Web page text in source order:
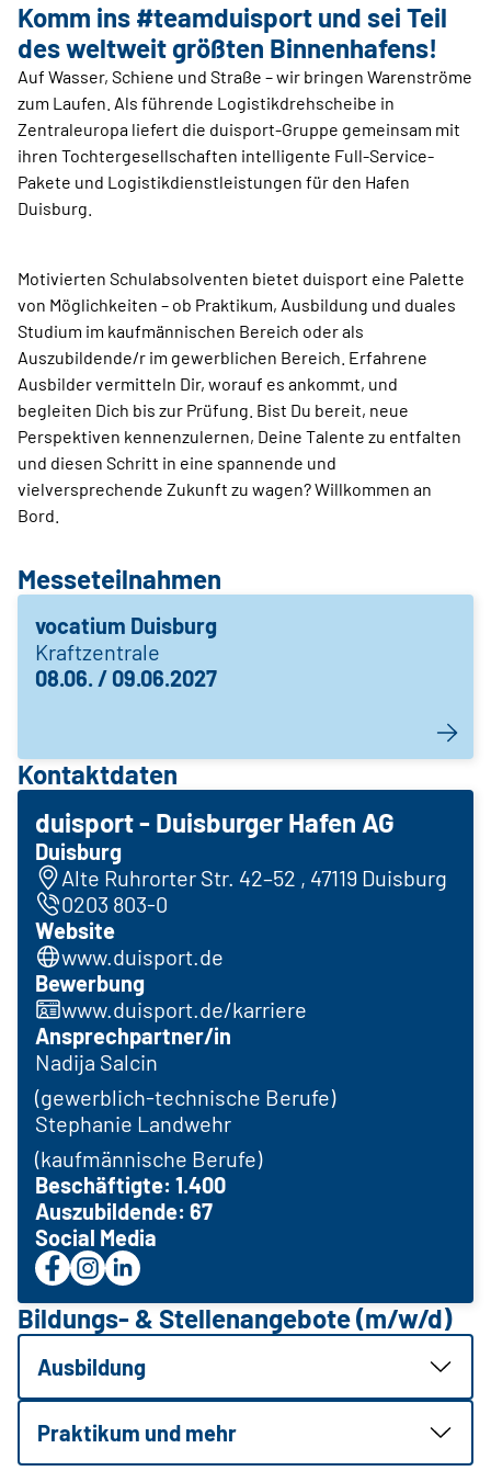
Komm ins #teamduisport und sei Teil
des weltweit größten Binnenhafens!
Auf Wasser, Schiene und Straße – wir bringen Warenströme
zum Laufen. Als führende Logistikdrehscheibe in
Zentraleuropa liefert die duisport-Gruppe gemeinsam mit
ihren Tochtergesellschaften intelligente Full-Service-
Pakete und Logistikdienstleistungen für den Hafen
Duisburg.
Motivierten Schulabsolventen bietet duisport eine Palette
von Möglichkeiten – ob Praktikum, Ausbildung und duales
Studium im kaufmännischen Bereich oder als
Auszubildende/r im gewerblichen Bereich. Erfahrene
Ausbilder vermitteln Dir, worauf es ankommt, und
begleiten Dich bis zur Prüfung. Bist Du bereit, neue
Perspektiven kennenzulernen, Deine Talente zu entfalten
und diesen Schritt in eine spannende und
vielversprechende Zukunft zu wagen? Willkommen an
Bord.
Messeteilnahmen
vocatium Duisburg
Kraftzentrale
08.06. / 09.06.2027
Kontaktdaten
duisport - Duisburger Hafen AG
Duisburg
Alte Ruhrorter Str. 42–52 , 47119 Duisburg
0203 803-0
Website
www.duisport.de
Bewerbung
www.duisport.de/karriere
Ansprechpartner/in
Nadija Salcin
(gewerblich-technische Berufe)
Stephanie Landwehr
(kaufmännische Berufe)
Beschäftigte: 1.400
Auszubildende: 67
Social Media
Bildungs- & Stellenangebote (m/w/d)
Ausbildung
Praktikum und mehr